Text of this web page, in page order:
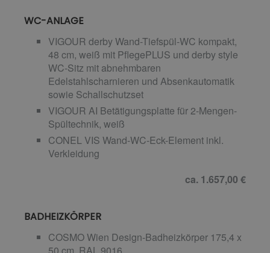
WC-ANLAGE
VIGOUR derby Wand-Tiefspül-WC kompakt,
48 cm, weiß mit PflegePLUS und derby style
WC-Sitz mit abnehmbaren
Edelstahlscharnieren und Absenkautomatik
sowie Schallschutzset
VIGOUR AI Betätigungsplatte für 2-Mengen-
Spültechnik, weiß
CONEL VIS Wand-WC-Eck-Element inkl.
Verkleidung
ca. 1.657,00 €
BADHEIZKÖRPER
COSMO Wien Design-Badheizkörper 175,4 x